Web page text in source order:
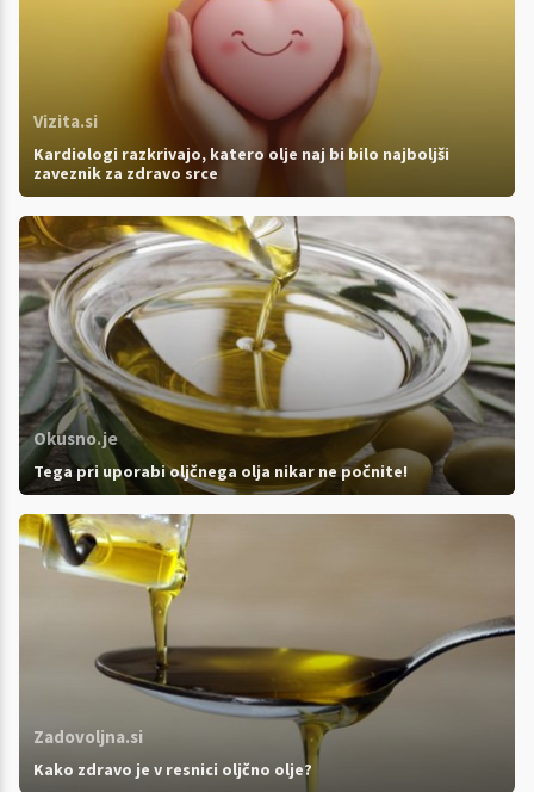
Vizita.si
Kardiologi razkrivajo, katero olje naj bi bilo najboljši
zaveznik za zdravo srce
Okusno.je
Tega pri uporabi oljčnega olja nikar ne počnite!
Zadovoljna.si
Kako zdravo je v resnici oljčno olje?